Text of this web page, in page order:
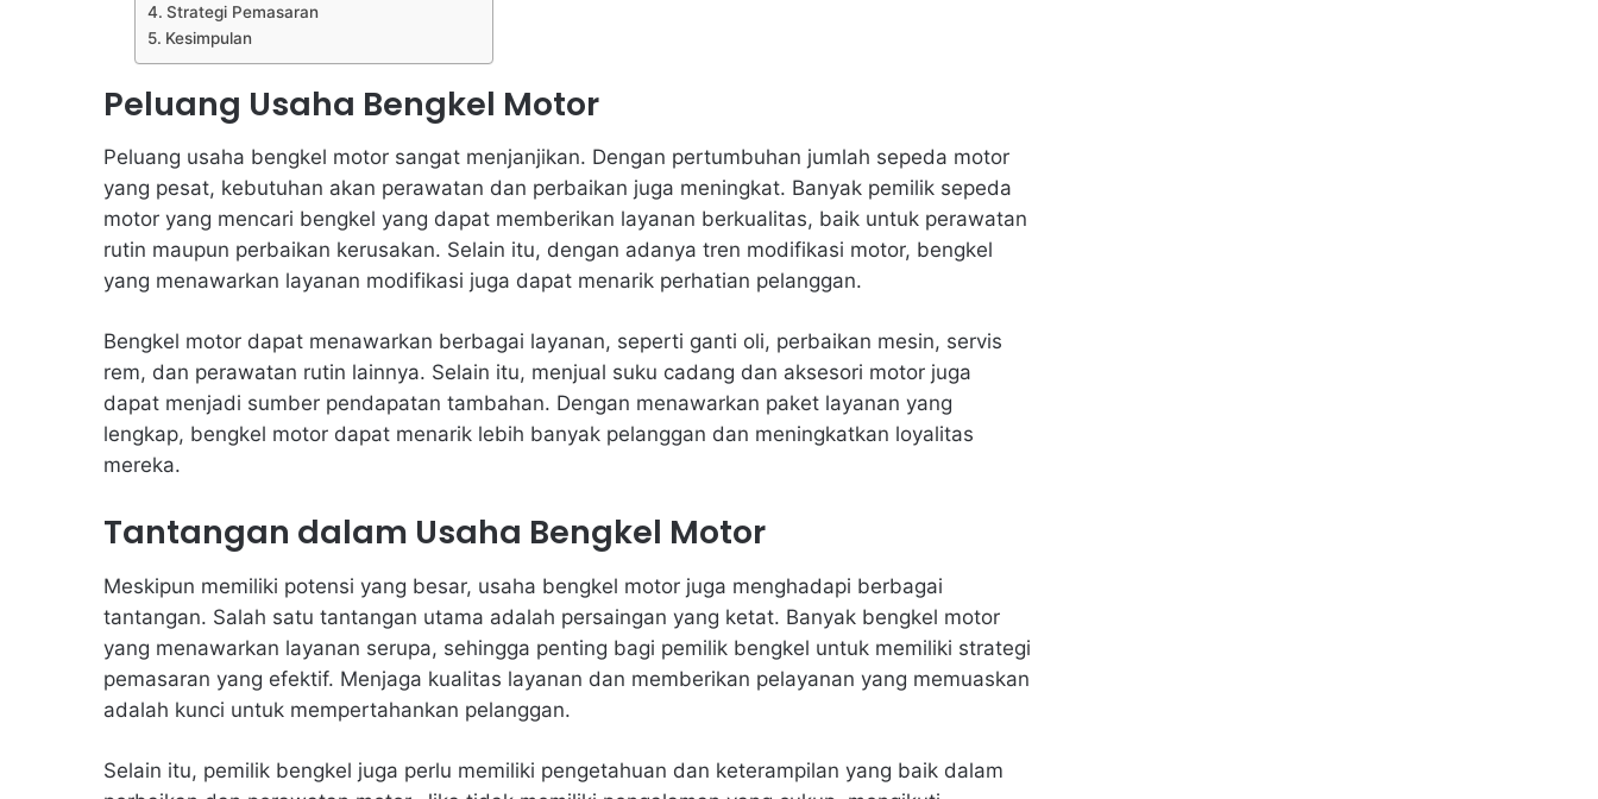
Strategi Pemasaran
Kesimpulan
Peluang Usaha Bengkel Motor
Peluang usaha bengkel motor sangat menjanjikan. Dengan pertumbuhan jumlah sepeda motor
yang pesat, kebutuhan akan perawatan dan perbaikan juga meningkat. Banyak pemilik sepeda
motor yang mencari bengkel yang dapat memberikan layanan berkualitas, baik untuk perawatan
rutin maupun perbaikan kerusakan. Selain itu, dengan adanya tren modifikasi motor, bengkel
yang menawarkan layanan modifikasi juga dapat menarik perhatian pelanggan.
Bengkel motor dapat menawarkan berbagai layanan, seperti ganti oli, perbaikan mesin, servis
rem, dan perawatan rutin lainnya. Selain itu, menjual suku cadang dan aksesori motor juga
dapat menjadi sumber pendapatan tambahan. Dengan menawarkan paket layanan yang
lengkap, bengkel motor dapat menarik lebih banyak pelanggan dan meningkatkan loyalitas
mereka.
Tantangan dalam Usaha Bengkel Motor
Meskipun memiliki potensi yang besar, usaha bengkel motor juga menghadapi berbagai
tantangan. Salah satu tantangan utama adalah persaingan yang ketat. Banyak bengkel motor
yang menawarkan layanan serupa, sehingga penting bagi pemilik bengkel untuk memiliki strategi
pemasaran yang efektif. Menjaga kualitas layanan dan memberikan pelayanan yang memuaskan
adalah kunci untuk mempertahankan pelanggan.
Selain itu, pemilik bengkel juga perlu memiliki pengetahuan dan keterampilan yang baik dalam